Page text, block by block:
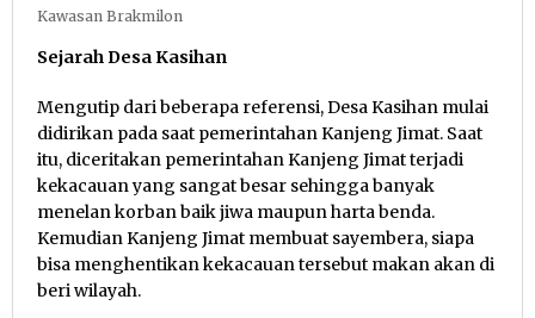
Kawasan Brakmilon
Sejarah Desa Kasihan
Mengutip dari beberapa referensi, Desa Kasihan mulai
didirikan pada saat pemerintahan Kanjeng Jimat. Saat
itu, diceritakan pemerintahan Kanjeng Jimat terjadi
kekacauan yang sangat besar sehingga banyak
menelan korban baik jiwa maupun harta benda.
Kemudian Kanjeng Jimat membuat sayembera, siapa
bisa menghentikan kekacauan tersebut makan akan di
beri wilayah.